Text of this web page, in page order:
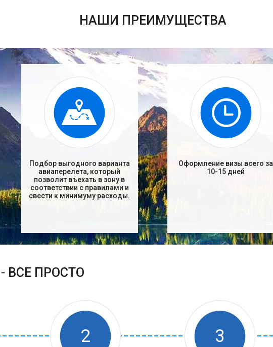
НАШИ ПРЕИМУЩЕСТВА
Подбор выгодного варианта
авиаперелета, который
позволит въехать в зону в
соответствии с правилами и
свести к минимуму расходы.
Оформление визы всего за
10-15 дней
ВСЕ ПРОСТО
2 3